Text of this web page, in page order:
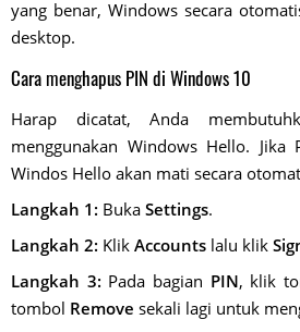
yang benar, Windows secara
desktop.
Cara menghapus PIN di Windows 10
Harap dicatat, Anda
menggunakan Windows Hello.
Windos Hello akan mati secara
Langkah 1: Buka Settings.
Langkah 2: Klik Accounts lalu klik
Langkah 3: Pada bagian PIN, klik
tombol Remove sekali lagi untuk